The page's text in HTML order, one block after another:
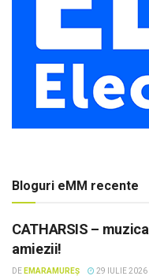
Bloguri eMM recente
CATHARSIS –
amiezii!
DE EMARAMUREȘ 29 IULIE 2026